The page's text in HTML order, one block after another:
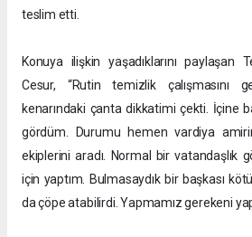
teslim etti.
Konuya ilişkin yaşadıklarını paylaşan
Cesur, “Rutin temizlik çalışmasını
kenarındaki çanta dikkatimi çekti. İçine
gördüm. Durumu hemen vardiya
ekiplerini aradı. Normal bir vatandaşlık
için yaptım. Bulmasaydık bir başkası
da çöpe atabilirdi. Yapmamız gerekeni